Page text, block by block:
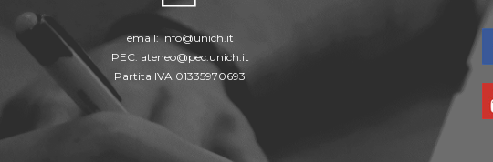
email:info@unich.it
PEC: ateneo@pec.unich.it
Partita IVA 01335970693